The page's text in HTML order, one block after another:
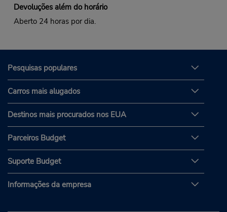
Devoluções além do horário
Aberto 24 horas por dia.
Pesquisas populares
Carros mais alugados
Destinos mais procurados nos EUA
Parceiros Budget
Suporte Budget
Informações da empresa